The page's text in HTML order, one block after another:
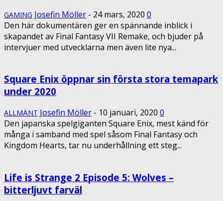
GAMING Josefin Möller - 24 mars, 2020 0
Den här dokumentären ger en spännande inblick i
skapandet av Final Fantasy VII Remake, och bjuder på
intervjuer med utvecklarna men även lite nya...
Square Enix öppnar sin första stora temapark
under 2020
ALLMÄNT Josefin Möller - 10 januari, 2020 0
Den japanska spelgiganten Square Enix, mest känd för
många i samband med spel såsom Final Fantasy och
Kingdom Hearts, tar nu underhållning ett steg...
Life is Strange 2 Episode 5: Wolves –
bitterljuvt farväl